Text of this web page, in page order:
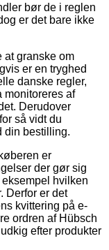
bør de i reglen
er det bare ikke
at granske om
er en tryghed
danske regler,
monitoreres af
Derudover
så vidt du
din bestilling.
er
der gør sig
hvilken
Derfor er det
kvittering på e-
ordren af Hübsch
efter produkter